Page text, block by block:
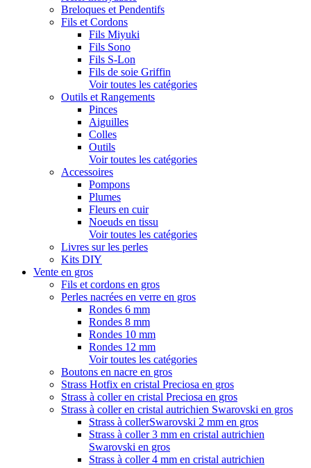
Breloques et Pendentifs
Fils et Cordons
Fils Miyuki
Fils Sono
Fils S-Lon
Fils de soie Griffin
Voir toutes les catégories
Outils et Rangements
Pinces
Aiguilles
Colles
Outils
Voir toutes les catégories
Accessoires
Pompons
Plumes
Fleurs en cuir
Noeuds en tissu
Voir toutes les catégories
Livres sur les perles
Kits DIY
Vente en gros
Fils et cordons en gros
Perles nacrées en verre en gros
Rondes 6 mm
Rondes 8 mm
Rondes 10 mm
Rondes 12 mm
Voir toutes les catégories
Boutons en nacre en gros
Strass Hotfix en cristal Preciosa en gros
Strass à coller en cristal Preciosa en gros
Strass à coller en cristal autrichien Swarovski en gros
Strass à collerSwarovski 2 mm en gros
Strass à coller 3 mm en cristal autrichien
Swarovski en gros
Strass à coller 4 mm en cristal autrichien